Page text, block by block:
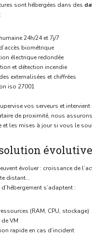
sont hébergées dans des
24h/24 et 7j/7
biométrique
électrique redondée
et détection incendie
externalisées et chiffrées
iso 27001
vos serveurs et intervient
de proximité, nous
et les mises à jour si vous le
évolutive
évoluer : croissance de
distant…
s’adaptent :
(RAM, CPU, stockage)
VM
rapide en cas d’incident